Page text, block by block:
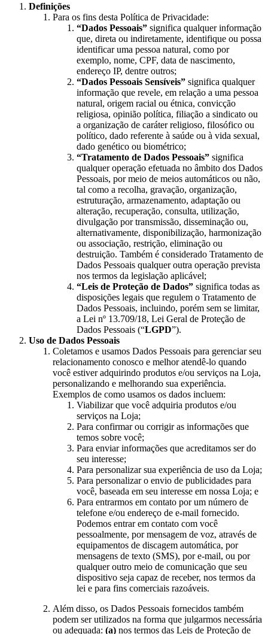
Definições
Para os fins desta Política de Privacidade:
“Dados Pessoais” significa qualquer informação
que, direta ou indiretamente, identifique ou possa
identificar uma pessoa natural, como por
exemplo, nome, CPF, data de nascimento,
endereço IP, dentre outros;
“Dados Pessoais Sensíveis” significa qualquer
informação que revele, em relação a uma pessoa
natural, origem racial ou étnica, convicção
religiosa, opinião política, filiação a sindicato ou
a organização de caráter religioso, filosófico ou
político, dado referente à saúde ou à vida sexual,
dado genético ou biométrico;
“Tratamento de Dados Pessoais” significa
qualquer operação efetuada no âmbito dos Dados
Pessoais, por meio de meios automáticos ou não,
tal como a recolha, gravação, organização,
estruturação, armazenamento, adaptação ou
alteração, recuperação, consulta, utilização,
divulgação por transmissão, disseminação ou,
alternativamente, disponibilização, harmonização
ou associação, restrição, eliminação ou
destruição. Também é considerado Tratamento de
Dados Pessoais qualquer outra operação prevista
nos termos da legislação aplicável;
“Leis de Proteção de Dados” significa todas as
disposições legais que regulem o Tratamento de
Dados Pessoais, incluindo, porém sem se limitar,
a Lei nº 13.709/18, Lei Geral de Proteção de
Dados Pessoais (“LGPD”).
Uso de Dados Pessoais
Coletamos e usamos Dados Pessoais para gerenciar seu
relacionamento conosco e melhor atendê-lo quando
você estiver adquirindo produtos e/ou serviços na Loja,
personalizando e melhorando sua experiência.
Exemplos de como usamos os dados incluem:
Viabilizar que você adquiria produtos e/ou
serviços na Loja;
Para confirmar ou corrigir as informações que
temos sobre você;
Para enviar informações que acreditamos ser do
seu interesse;
Para personalizar sua experiência de uso da Loja;
Para personalizar o envio de publicidades para
você, baseada em seu interesse em nossa Loja; e
Para entrarmos em contato por um número de
telefone e/ou endereço de e-mail fornecido.
Podemos entrar em contato com você
pessoalmente, por mensagem de voz, através de
equipamentos de discagem automática, por
mensagens de texto (SMS), por e-mail, ou por
qualquer outro meio de comunicação que seu
dispositivo seja capaz de receber, nos termos da
lei e para fins comerciais razoáveis.
Além disso, os Dados Pessoais fornecidos também
podem ser utilizados na forma que julgarmos necessária
ou adequada: (a) nos termos das Leis de Proteção de